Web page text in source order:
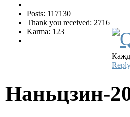
Posts: 117130
Thank you received: 2716
Karma: 123
Наньцзин-